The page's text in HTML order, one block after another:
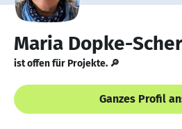
Maria Dopke-
ist offen für Projekte. 🔎
Ganzes Profil